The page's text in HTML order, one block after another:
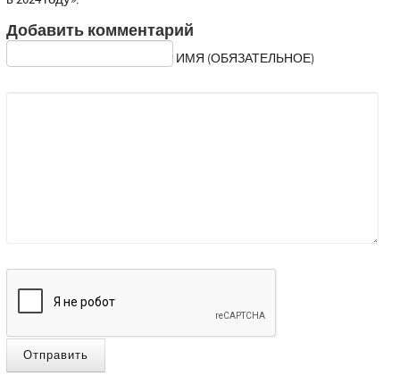
Добавить комментарий
ИМЯ (ОБЯЗАТЕЛЬНОЕ)
Отправить